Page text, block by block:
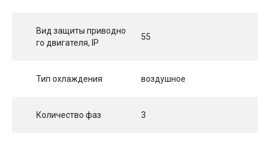
Вид защиты приводно
го двигателя, IP
55
Тип охлаждения воздушное
Количество фаз 3